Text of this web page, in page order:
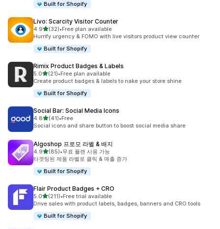
Built for Shopify
Livo: Scarcity Visitor Counter
4.9별 5개 중
(32)
총 리뷰 32개
•Free plan available
Hurrify urgency & FOMO with live visitors product view counter
Built for Shopify
Rimix Product Badges & Labels
5.0별 5개 중
(21)
총 리뷰 21개
•Free plan available
Create product badges & labels to nake your store shine
Built for Shopify
Social Bar: Social Media Icons
4.8별 5개 중
(41)
총 리뷰 41개
•Free
Social icons and share button to boost social media share
Algoshop 프로모 라벨 & 배지
4.9별 5개 중
(85)
총 리뷰 85개
•무료 플랜 사용 가능
타겟팅된 제품 라벨로 클릭 & 매출 증가
Built for Shopify
Flair Product Badges + CRO
5.0별 5개 중
(211)
총 리뷰 211개
•Free trial available
Drive sales with product labels, badges, banners and CRO tools
Built for Shopify